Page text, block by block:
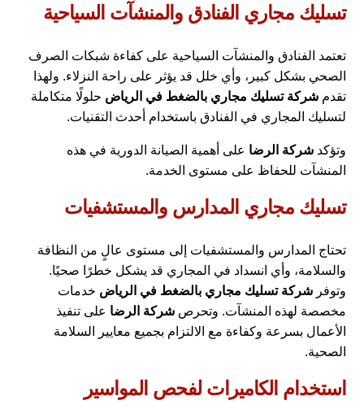
تسليك مجاري الفنادق والمنشآت السياحية
تعتمد الفنادق والمنشآت السياحية على كفاءة شبكات الصرف
الصحي بشكل كبير، وأي خلل قد يؤثر على راحة النزلاء. ولهذا
تقدمشركة تسليك مجاري بالضغط في الرياض حلولًا متكاملة
لتسليك المجاري في الفنادق باستخدام أحدث التقنيات.
وتؤكدشركة الرضا على أهمية الصيانة الدورية في هذه
المنشآت للحفاظ على مستوى الخدمة.
تسليك مجاري المدارس والمستشفيات
تحتاج المدارس والمستشفيات إلى مستوى عالٍ من النظافة
والسلامة، وأي انسداد في المجاري قد يشكل خطرًا صحيًا.
وتوفرشركة تسليك مجاري بالضغط في الرياض خدمات
مخصصة لهذه المنشآت. وتحرصشركة الرضا على تنفيذ
الأعمال بسرعة وكفاءة مع الالتزام بجميع معايير السلامة
الصحية.
استخدام الكاميرات لفحص المواسير